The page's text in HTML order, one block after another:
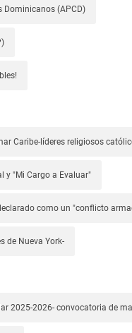
Dominicanos (APCD)
Caribe-líderes religiosos
y "Mi Cargo a Evaluar"
como un "conflicto
de Nueva York-
2025-2026- convocatoria de